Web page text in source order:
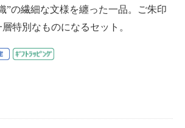
”の繊細な文様を纏った一品。ご朱印
特別なものになるセット。